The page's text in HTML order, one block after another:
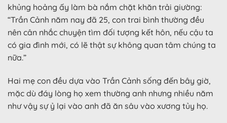
khủng hoảng ấy làm bà nắm chặt khăn trải giường:
“Trần Cảnh năm nay đã 25, con trai bình thường đều
nên cân nhắc chuyện tìm đối tượng kết hôn, nếu cậu ta
có gia đình mới, có lẽ thật sự không quan tâm chúng ta
nữa.”
Hai mẹ con đều dựa vào Trần Cảnh sống đến bây giờ,
mặc dù đáy lòng họ xem thường anh nhưng nhiều năm
như vậy sự ỷ lại vào anh đã ăn sâu vào xương tủy họ.